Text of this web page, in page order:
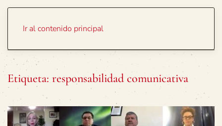
Ir al contenido principal
Etiqueta: responsabilidad comunicativa